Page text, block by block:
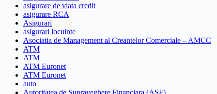
asigurare de viata credit
asigurare RCA
Asigurari
asigurari locuinte
Asociatia de Management al Creantelor Comerciale – AMCC
ATM
ATM
ATM Euronet
ATM Euronet
auto
Autoritatea de Supraveghere Financiara (ASF)